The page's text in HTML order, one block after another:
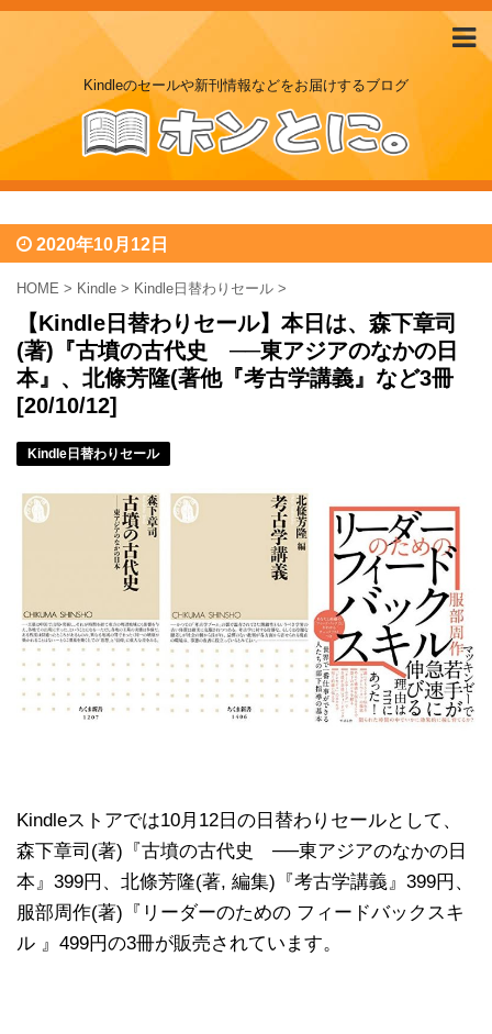
Kindleのセールや新刊情報などをお届けするブログ
2020年10月12日
HOME > Kindle > Kindle日替わりセール >
【Kindle日替わりセール】本日は、森下章司
(著)『古墳の古代史 ──東アジアのなかの日
本』、北條芳隆(著他『考古学講義』など3冊
[20/10/12]
Kindle日替わりセール
Kindleストアでは10月12日の日替わりセールとして、
森下章司(著)『古墳の古代史 ──東アジアのなかの日
本』399円、北條芳隆(著, 編集)『考古学講義』399円、
服部周作(著)『リーダーのための フィードバックスキ
ル 』499円の3冊が販売されています。